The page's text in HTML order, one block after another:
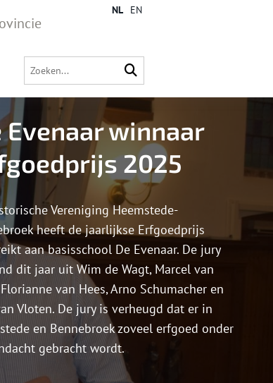
NL EN
Evenaar winnaar
2025
Vereniging Heemstede-
heeft de jaarlijkse Erfgoedprijs
aan basisschool De Evenaar. De jury
dit jaar uit Wim de Wagt, Marcel van
van Hees, Arno Schumacher en
Vloten. De jury is verheugd dat er in
en Bennebroek zoveel erfgoed onder
gebracht wordt.